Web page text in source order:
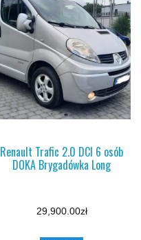
Renault Trafic 2.0 DCI 6 osób
DOKA Brygadówka Long
29,900.00zł